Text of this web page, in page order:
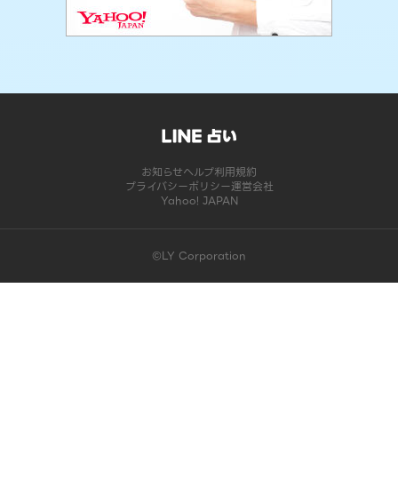
お知らせヘルプ利用規約
プライバシーポリシー運営会社
Yahoo! JAPAN
©LY Corporation
このコンテンツは掲載が終了しました | LINE占い